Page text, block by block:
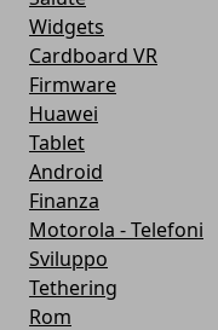
Widgets
Cardboard VR
Firmware
Huawei
Tablet
Android
Finanza
Motorola - Telefoni
Sviluppo
Tethering
Rom